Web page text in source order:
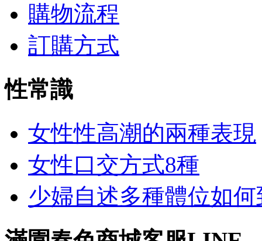
購物流程
訂購方式
性常識
女性性高潮的兩種表現
女性口交方式8種
少婦自述多種體位如